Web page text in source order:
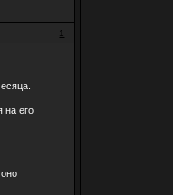
1
на его